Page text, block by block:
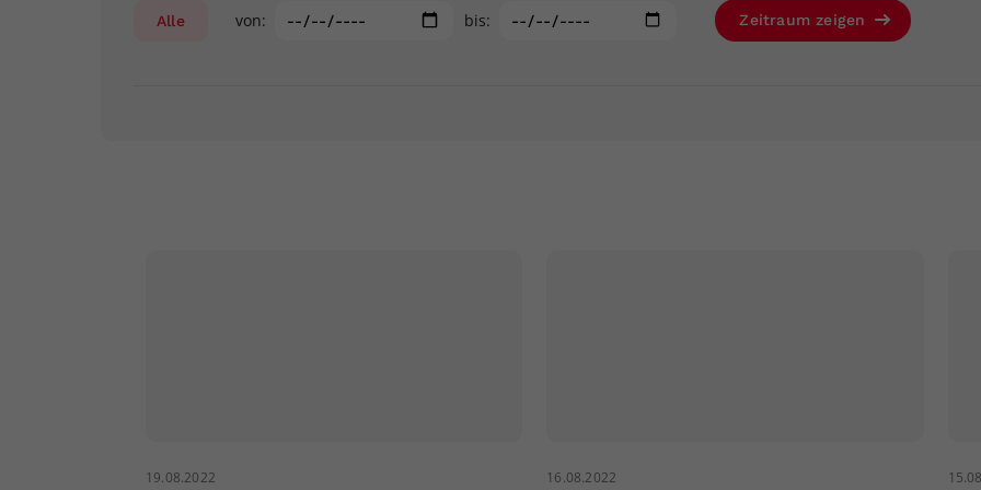
Alle von: bis: Zeitraum zeigen
19.08.2022 16.08.2022
Ihrer vorgenommen Einstellungen, falls der